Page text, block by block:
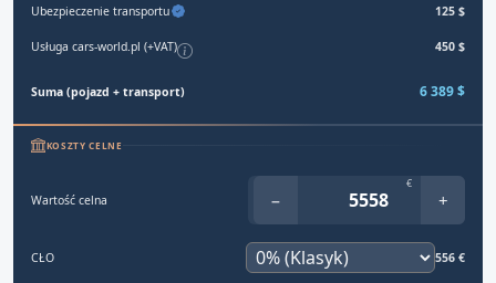
Ubezpieczenie transportu 125 $
Usługa cars-world.pl (+VAT) 450 $
Suma (pojazd + transport) 6 389 $
KOSZTY CELNE
Wartość celna −
€
+
CŁO 556 €